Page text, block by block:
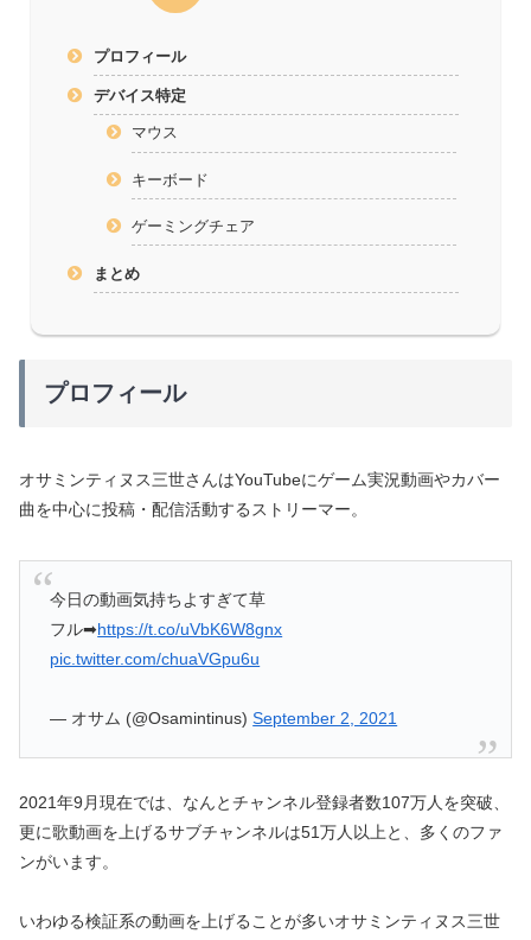
プロフィール
デバイス特定
マウス
キーボード
ゲーミングチェア
まとめ
プロフィール
オサミンティヌス三世さんはYouTubeにゲーム実況動画やカバー
曲を中心に投稿・配信活動するストリーマー。
今日の動画気持ちよすぎて草
フル➡︎https://t.co/uVbK6W8gnx
pic.twitter.com/chuaVGpu6u
— オサム (@Osamintinus)September 2, 2021
2021年9月現在では、なんとチャンネル登録者数107万人を突破、
更に歌動画を上げるサブチャンネルは51万人以上と、多くのファ
ンがいます。
いわゆる検証系の動画を上げることが多いオサミンティヌス三世